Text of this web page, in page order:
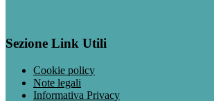
Sezione Link Utili
Cookie policy
Note legali
Informativa Privacy